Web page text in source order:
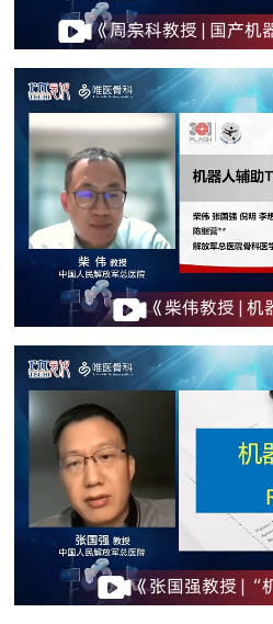
《周宗科教授 | 国产机
《柴伟教授 | 机
《张国强教授 |“